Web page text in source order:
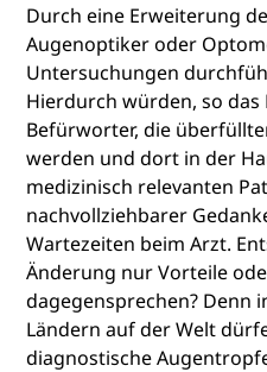
Durch eine Erweiterung
Augenoptiker oder
Untersuchungen
Hierdurch würden, so
Befürworter, die
werden und dort in der
medizinisch relevanten
nachvollziehbarer
Wartezeiten beim Arzt.
Änderung nur Vorteile
dagegensprechen? Denn
Ländern auf der Welt
diagnostische